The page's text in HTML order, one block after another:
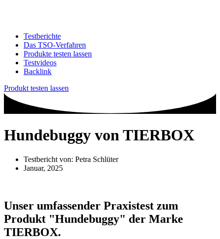
Testberichte
Das TSO-Verfahren
Produkte testen lassen
Testvideos
Backlink
Produkt testen lassen
Hundebuggy von TIERBOX
Testbericht von: Petra Schlüter
Januar, 2025
Unser umfassender Praxistest zum
Produkt "Hundebuggy" der Marke
TIERBOX.